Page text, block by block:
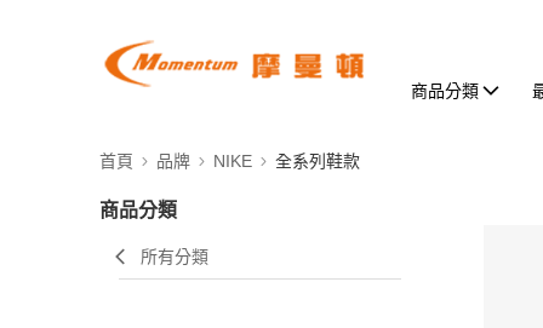
商品分類
首頁 品牌 NIKE 全系列鞋款
商品分類
所有分類